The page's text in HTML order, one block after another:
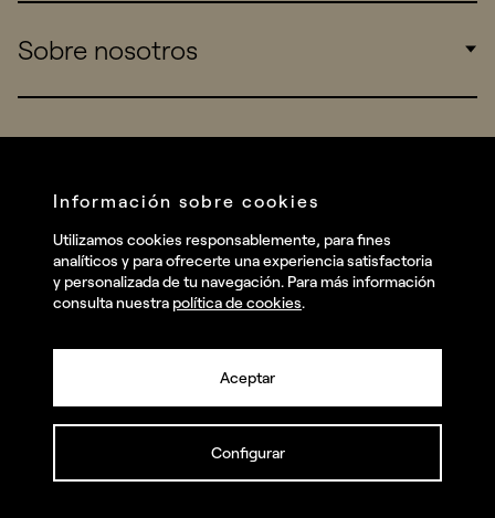
Startups
Work
Sobre nosotros
Talent
Contact
Instagram
Facebook
© summa.es Todos los derechos reservados.
Información sobre cookies
Utilizamos cookies responsablemente, para fines
analíticos y para ofrecerte una experiencia satisfactoria
y personalizada de tu navegación. Para más información
consulta nuestra política de cookies.
Aceptar
Configurar